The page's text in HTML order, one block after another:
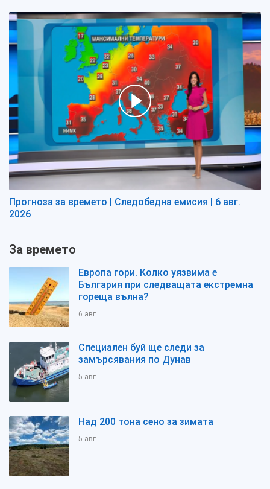
Прогноза за времето | Следобедна емисия | 6 авг.
2026
За времето
Европа гори. Колко уязвима е
България при следващата екстремна
гореща вълна?
6 авг
Специален буй ще следи за
замърсявания по Дунав
5 авг
Над 200 тона сено за зимата
5 авг